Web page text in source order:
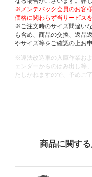
※メンテパック会員のお客
価格に関わらず当サービス
※ご注文時のサイズ間違い
も含め、商品の交換、返品
やサイズ等をご確認の上お
※違法改造車の入庫作業お
ェンダーからのはみ出し等
たしかねますので、予めご
商品に関す